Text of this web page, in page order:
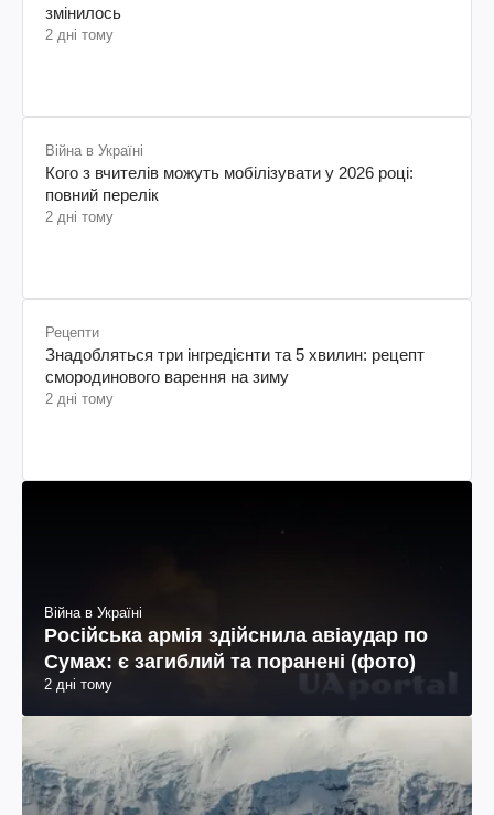
змінилось
2 дні тому
Війна в Україні
Кого з вчителів можуть мобілізувати у 2026 році:
повний перелік
2 дні тому
Рецепти
Знадобляться три інгредієнти та 5 хвилин: рецепт
смородинового варення на зиму
2 дні тому
Війна в Україні
Російська армія здійснила авіаудар по
Сумах: є загиблий та поранені (фото)
2 дні тому